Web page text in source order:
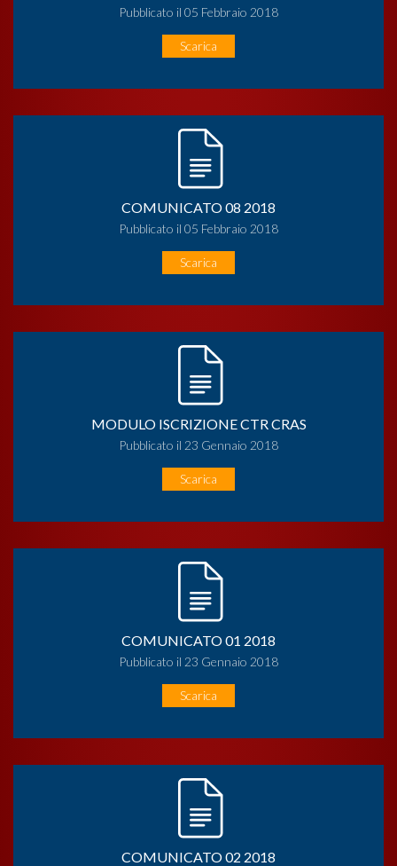
Pubblicato il 05 Febbraio 2018
Scarica
COMUNICATO 08 2018
Pubblicato il 05 Febbraio 2018
Scarica
MODULO ISCRIZIONE CTR CRAS
Pubblicato il 23 Gennaio 2018
Scarica
COMUNICATO 01 2018
Pubblicato il 23 Gennaio 2018
Scarica
COMUNICATO 02 2018